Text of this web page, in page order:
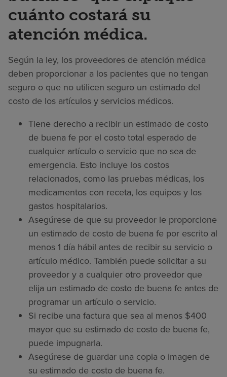
cuánto costará su
atención médica.
Según la ley, los proveedores de atención médica
deben proporcionar a los pacientes que no tengan
seguro o que no utilicen seguro un estimado del
costo de los artículos y servicios médicos.
Tiene derecho a recibir un estimado de costo
de buena fe por el costo total esperado de
cualquier artículo o servicio que no sea de
emergencia. Esto incluye los costos
relacionados, como las pruebas médicas, los
medicamentos con receta, los equipos y los
gastos hospitalarios.
Asegúrese de que su proveedor le proporcione
un estimado de costo de buena fe por escrito al
menos 1 día hábil antes de recibir su servicio o
artículo médico. También puede solicitar a su
proveedor y a cualquier otro proveedor que
elija un estimado de costo de buena fe antes de
programar un artículo o servicio.
Si recibe una factura que sea al menos $400
mayor que su estimado de costo de buena fe,
puede impugnarla.
Asegúrese de guardar una copia o imagen de
su estimado de costo de buena fe.